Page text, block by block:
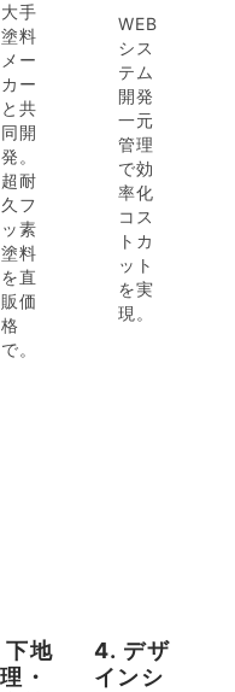
大手
塗料
メー
カー
と共
同開
発。
超耐
久フ
ッ素
塗料
を直
販価
格
で。
WEB
シス
テム
開発
一元
管理
で効
率化
コス
トカ
ット
を実
現。
下地
・
4. デザ
インシ